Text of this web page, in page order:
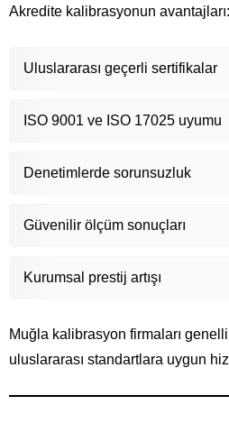
Akredite kalibrasyonun avantajları:
Uluslararası geçerli sertifikalar
ISO 9001 ve ISO 17025 uyumu
Denetimlerde sorunsuzluk
Güvenilir ölçüm sonuçları
Kurumsal prestij artışı
Muğla kalibrasyon firmaları
uluslararası standartlara uygun